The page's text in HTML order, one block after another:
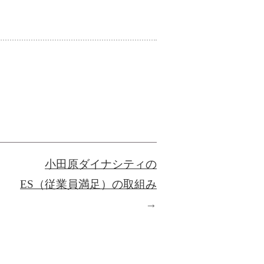
小田原ダイナシティの
ES（従業員満足）の取組み
→